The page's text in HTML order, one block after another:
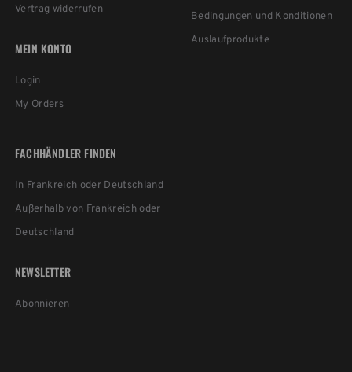
Vertrag widerrufen
Bedingungen und Konditionen
Auslaufprodukte
MEIN KONTO
Login
My Orders
FACHHÄNDLER FINDEN
In Frankreich oder Deutschland
Außerhalb von Frankreich oder
Deutschland
NEWSLETTER
Abonnieren